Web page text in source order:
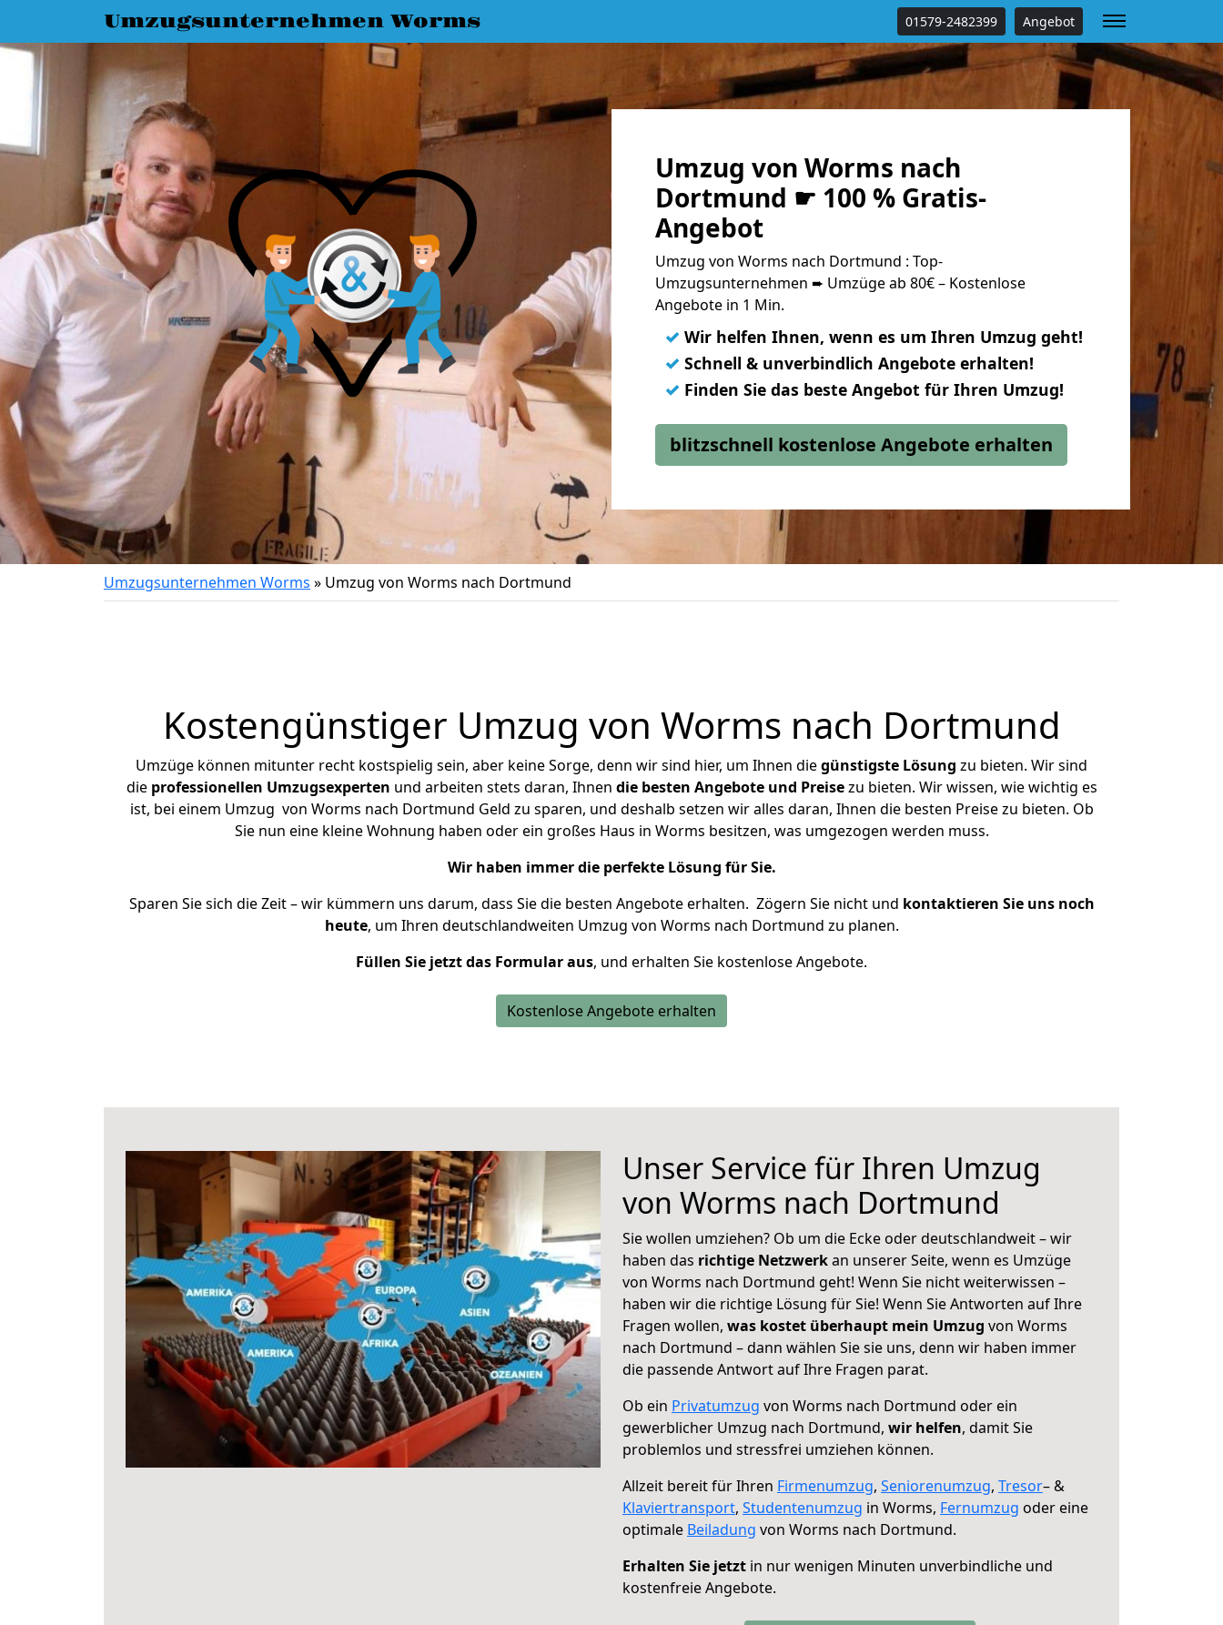
Umzugsunternehmen Worms 01579-2482399 Angebot
Umzug von Worms nach
Dortmund ☛ 100 % Gratis-
Angebot
Umzug von Worms nach Dortmund : Top-
Umzugsunternehmen ➨ Umzüge ab 80€ – Kostenlose
Angebote in 1 Min.
✓ Wir helfen Ihnen, wenn es um Ihren Umzug geht!
✓ Schnell & unverbindlich Angebote erhalten!
✓ Finden Sie das beste Angebot für Ihren Umzug!
blitzschnell kostenlose Angebote erhalten
Umzugsunternehmen Worms » Umzug von Worms nach Dortmund
Kostengünstiger Umzug von Worms nach Dortmund
Umzüge können mitunter recht kostspielig sein, aber keine Sorge, denn wir sind hier, um Ihnen diegünstigste Lösung zu bieten. Wir sind
die professionellen Umzugsexperten und arbeiten stets daran, Ihnen die besten Angebote und Preisezu bieten. Wir wissen, wie wichtig es
ist, bei einem Umzug von Worms nach Dortmund Geld zu sparen, und deshalb setzen wir alles daran, Ihnen die besten Preise zu bieten. Ob
Sie nun eine kleine Wohnung haben oder ein großes Haus in Worms besitzen, was umgezogen werden muss.
Wir haben immer die perfekte Lösung für Sie.
Sparen Sie sich die Zeit – wir kümmern uns darum, dass Sie die besten Angebote erhalten. Zögern Sie nicht und kontaktieren Sie uns noch
heute, um Ihren deutschlandweiten Umzug von Worms nach Dortmund zu planen.
Füllen Sie jetzt das Formular aus, und erhalten Sie kostenlose Angebote.
Kostenlose Angebote erhalten
Unser Service für Ihren Umzug
von Worms nach Dortmund
Sie wollen umziehen? Ob um die Ecke oder deutschlandweit – wir
haben das richtige Netzwerkan unserer Seite, wenn es Umzüge
von Worms nach Dortmund geht! Wenn Sie nicht weiterwissen –
haben wir die richtige Lösung für Sie! Wenn Sie Antworten auf Ihre
Fragen wollen, was kostet überhaupt mein Umzug von Worms
nach Dortmund – dann wählen Sie sie uns, denn wir haben immer
die passende Antwort auf Ihre Fragen parat.
Ob ein Privatumzug von Worms nach Dortmund oder ein
gewerblicher Umzug nach Dortmund, wir helfen, damit Sie
problemlos und stressfrei umziehen können.
Allzeit bereit für Ihren Firmenumzug, Seniorenumzug, Tresor– &
Klaviertransport, Studentenumzug in Worms, Fernumzug oder eine
optimale Beiladung von Worms nach Dortmund.
Erhalten Sie jetzt in nur wenigen Minuten unverbindliche und
kostenfreie Angebote.